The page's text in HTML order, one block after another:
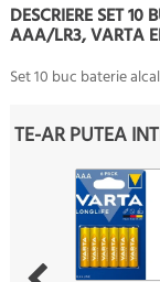
DESCRIERE SET
AAA/LR3, VARTA
Set 10 buc baterie
TE-AR PUTEA